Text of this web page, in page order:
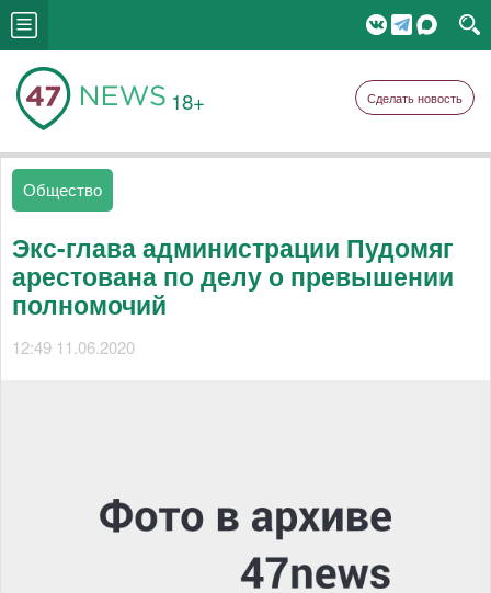
18+ Сделать новость
Общество
Экс-глава администрации Пудомяг
арестована по делу о превышении
полномочий
12:49 11.06.2020